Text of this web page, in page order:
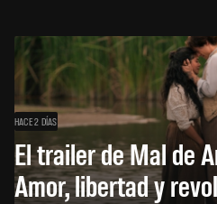
HACE 2 DÍAS
El trailer de Mal de
Amor, libertad y